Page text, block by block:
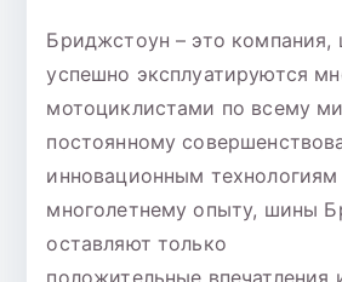
Бриджстоун – это
успешно эксплуатируются
мотоциклистами по всему
постоянному
инновационным технологиям
многолетнему опыту, шины
оставляют только